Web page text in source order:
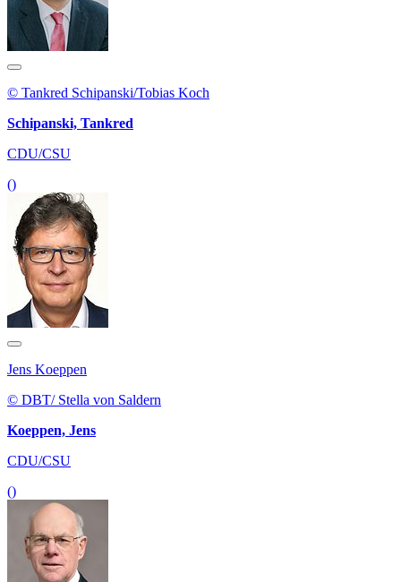
© Tankred Schipanski/Tobias Koch
Schipanski, Tankred
CDU/CSU
()
Jens Koeppen
© DBT/ Stella von Saldern
Koeppen, Jens
CDU/CSU
()